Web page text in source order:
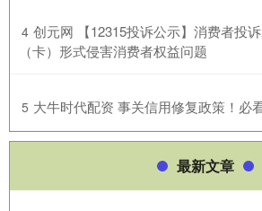
4 创元网 【12315投诉公示】消费者投
（卡）形式侵害消费者权益问题
5 大牛时代配资 事关信用修复政策！必
最新文章